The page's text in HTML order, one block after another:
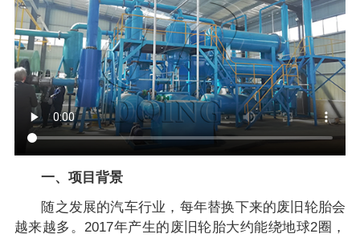
一、项目背景
随之发展的汽车行业，每年替换下来的废旧轮胎会
越来越多。2017年产生的废旧轮胎大约能绕地球2圈，